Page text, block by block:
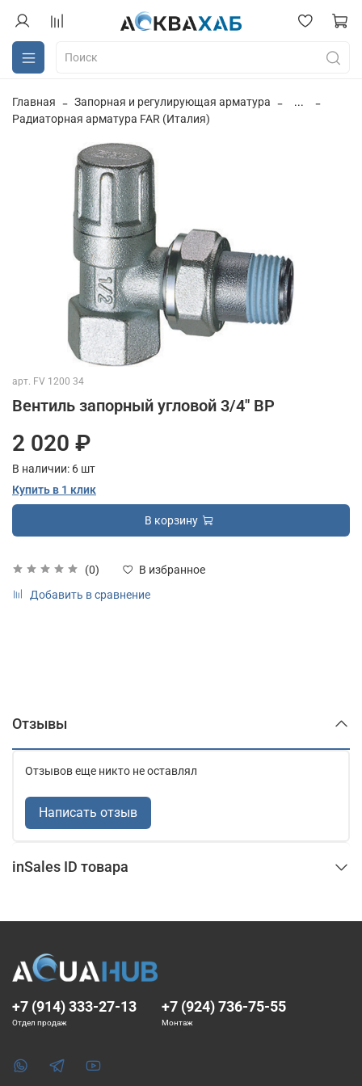
Главная Запорная и регулирующая арматура
...
Радиаторная арматура FAR (Италия)
арт. FV 1200 34
Вентиль запорный угловой 3/4" ВР
(0)
В избранное
Добавить в сравнение
2 020 ₽
В наличии: 6 шт
Купить в 1 клик
В корзину
Отзывы
Отзывов еще никто не оставлял
Написать отзыв
inSales ID товара
+7 (914) 333-27-13
Отдел продаж
+7 (924) 736-75-55
Монтаж